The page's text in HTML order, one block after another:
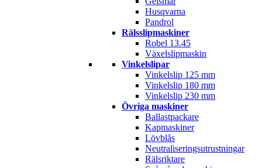
Husqvarna
Pandrol
Rälsslipmaskiner
Robel 13.45
Växelslipmaskin
Vinkelslipar
Vinkelslip 125 mm
Vinkelslip 180 mm
Vinkelslip 230 mm
Övriga maskiner
Ballastpackare
Kapmaskiner
Lövblås
Neutraliseringsutrustningar
Rälsriktare